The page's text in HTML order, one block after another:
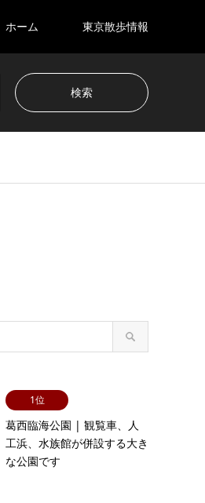
ホーム 東京散歩情報
1位
葛西臨海公園 | 観覧車、人
工浜、水族館が併設する大き
な公園です